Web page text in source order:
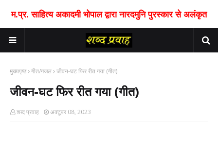
म.प्र. साहित्य अकादमी भोपाल द्वारा नारदमुनि पुरस्कार से अलंकृत
मुख्यपृष्ठ गीत/गजल जीवन-घट फिर रीत गया (गीत)
जीवन-घट फिर रीत गया (गीत)
शब्द प्रवाह अक्टूबर 08, 2023